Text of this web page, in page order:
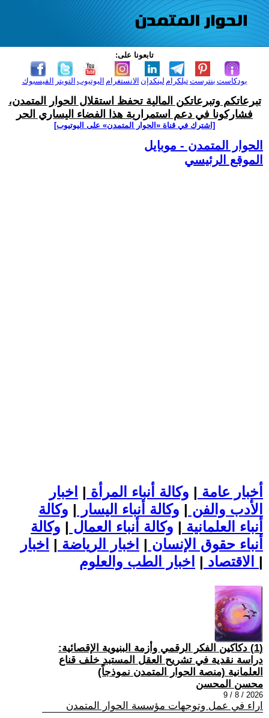
تابعونا على:
الفيسبوك التويتر اليوتيوب الانستغرام لينكدإن تيلكرامبنترست بودكاست
تبرعاتكم وتبرعاتكن المالية تحفظ استقلال الحوار المتمدن،
فشاركونا في دعم استمرارية هذا الفضاء اليساري الحر
[اشترك في قناة ‫«الحوار المتمدن» على اليوتيوب]
الحوار المتمدن - موبايل
الموقع الرئيسي
أخبار عامة | وكالة أنباء المرأة | اخبار
الأدب والفن | وكالة أنباء اليسار | وكالة
أنباء العلمانية | وكالة أنباء العمال | وكالة
أنباء حقوق الإنسان | اخبار الرياضة | اخبار
الاقتصاد | |
(1) دكاكين الفكر الرقمي وأزمة البنيوية الإقصائية:
دراسة نقدية في تشريح العقل المستبد خلف قناع
العلمانية (منصة الحوار المتمدن نموذجاً)
محسن المحسن
2026 / 8 / 9
اراء في عمل وتوجهات مؤسسة الحوار المتمدن